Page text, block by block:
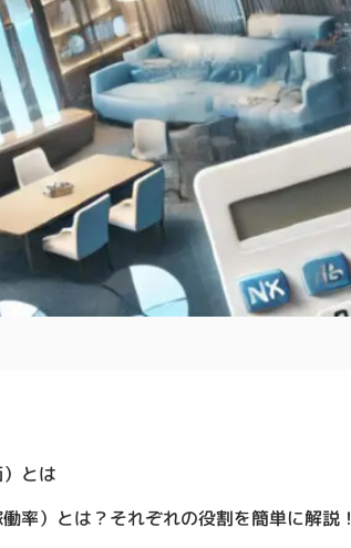
とは
率）とは？それぞれの役割を簡単に解説！